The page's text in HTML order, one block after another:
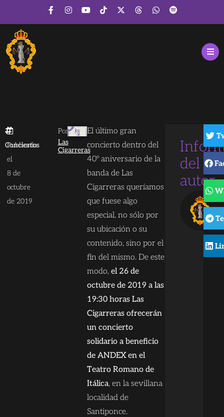
Conciertos
Publicado
el
8 de
octubre
de 2019
Por
Las
Cigarreras
El último gran
concierto dentro del
40º aniversario de la
banda de Las
Cigarreras queríamos
que fuese algo
especial, no sólo por
su ubicación o su
contenido, sino por el
fin del mismo. De este
modo, el 26 de
octubre de 2019 a las
19:30 horas Las
Cigarreras ofrecerán
un concierto
solidario a beneficio
de ANDEX en el
Teatro Romano de
Itálica, en la sevillana
localidad de
Santiponce.
del
autor